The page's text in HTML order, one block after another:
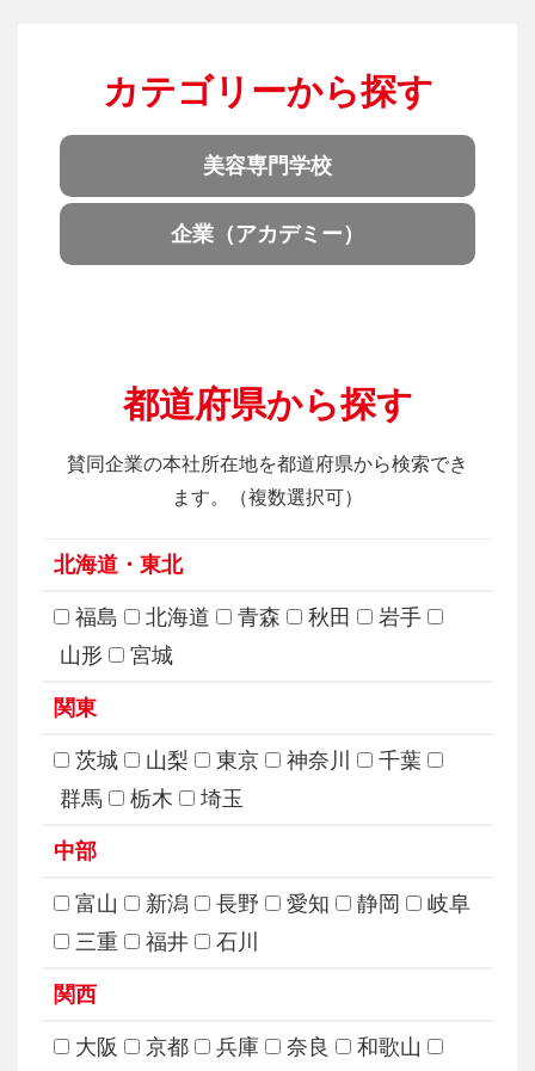
カテゴリーから探す
美容専門学校
企業（アカデミー）
都道府県から探す
賛同企業の本社所在地を都道府県から検索でき
ます。（複数選択可）
北海道・東北
福島 北海道 青森 秋田
岩手
山形
宮城
関東
茨城 山梨 東京 神奈川
千葉
群馬
栃木 埼玉
中部
富山 新潟 長野 愛知 静岡
岐阜
三重
福井 石川
関西
大阪 京都 兵庫 奈良
和歌山